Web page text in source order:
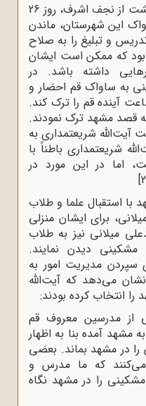
آیت‌الله مشکینی، پس از بازگشت از نجف اشرف، روز 26
و ساواک این شهرستان، ماندن
و تبلیغ را به صلاح
که ممکن است ایشان
داشته باشد. در
مشکینی به ساواک قم احضار و
اعلام شد باید طی 48 ساعت آینده قم را ترک کند.
به قصد مشهد ترک نمودند.
آیت‌الله شریعتمداری به
شریعتمداری باطناً با
اما در این مورد در
با استقبال علما و طلاب
برای ایشان منزلی
میلانی نیز به طلاب
مشکینی دیدن نمایند.
سپردن مدیریت امور به
می‌دهد که آیت‌الله
انتخاب کرده بودند:
از مدرسین معروف قم
است، در تاریخ 27 / 3 / 1346 به مشهد آمده بنا به اظهار
در مشهد بماند. بعضی
می‌کنند که ما مدرس و
را در مشهد نگاه